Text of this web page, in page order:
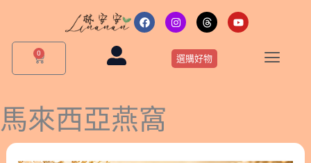
容
F
a
c
I
n
s
t
a
g
T
h
r
e
a
d
Y
o
u
0
購
物
籃
選購好物
馬來西亞燕窩